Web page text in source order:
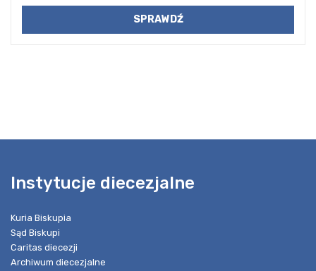
Instytucje diecezjalne
Kuria Biskupia
Sąd Biskupi
Caritas diecezji
Archiwum diecezjalne